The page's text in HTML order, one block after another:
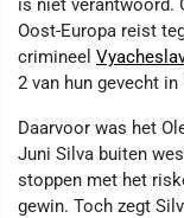
Oost-Europa reist
crimineel
2 van hun gevecht in
Daarvoor was het
Juni Silva buiten
stoppen met het
gewin. Toch zegt